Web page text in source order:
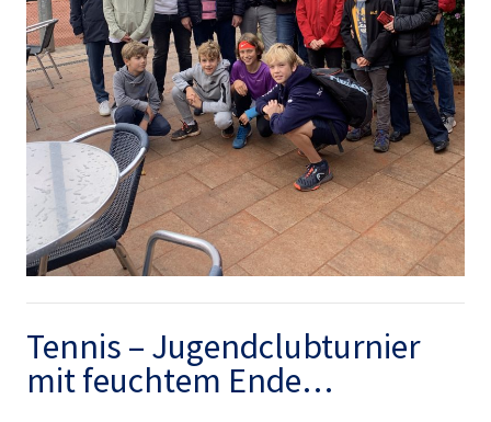
Tennis – Jugendclubturnier
mit feuchtem Ende…